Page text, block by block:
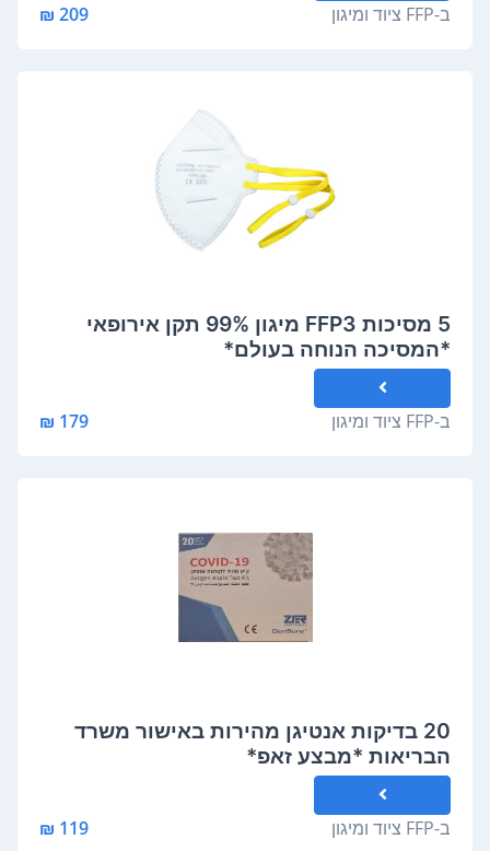
ב-FFP ציוד ומיגון 209 ₪
5 מסיכות FFP3 מיגון 99% תקן אירופאי
*המסיכה הנוחה בעולם*
ב-FFP ציוד ומיגון 179 ₪
20 בדיקות אנטיגן מהירות באישור משרד
הבריאות *מבצע זאפ*
ב-FFP ציוד ומיגון 119 ₪